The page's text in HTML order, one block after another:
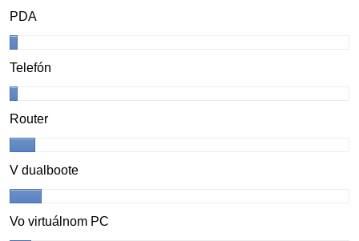
PDA
Telefón
Router
V dualboote
Vo virtuálnom PC